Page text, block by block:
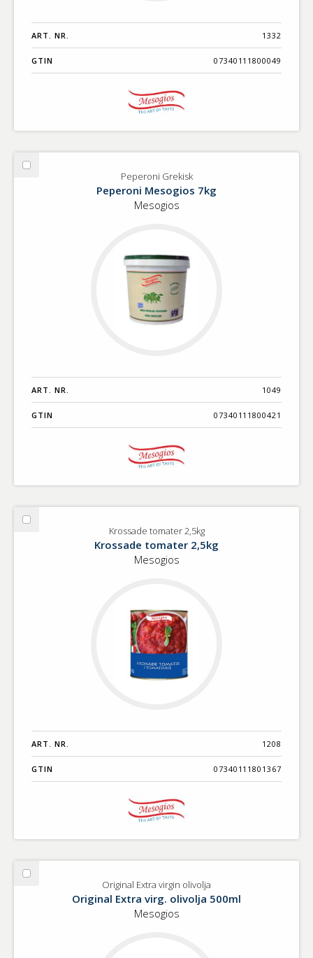
ART. NR. 1332
GTIN 07340111800049
Välj
Peperoni Grekisk
Peperoni Mesogios 7kg
Mesogios
ART. NR. 1049
GTIN 07340111800421
Välj
Krossade tomater 2,5kg
Krossade tomater 2,5kg
Mesogios
ART. NR. 1208
GTIN 07340111801367
Välj
Original Extra virgin olivolja
Original Extra virg. olivolja 500ml
Mesogios